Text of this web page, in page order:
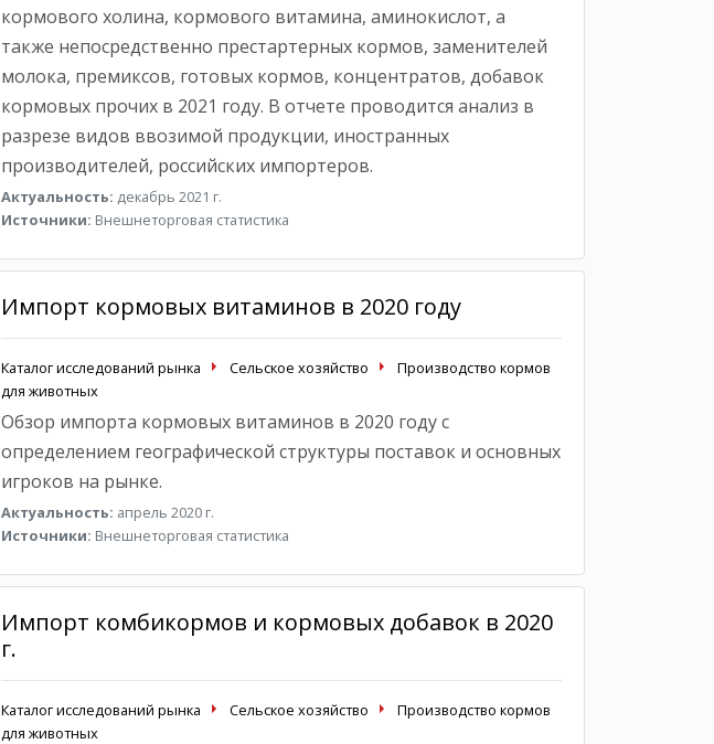
кормового холина, кормового витамина, аминокислот, а
также непосредственно престартерных кормов, заменителей
молока, премиксов, готовых кормов, концентратов, добавок
кормовых прочих в 2021 году. В отчете проводится анализ в
разрезе видов ввозимой продукции, иностранных
производителей, российских импортеров.
Актуальность: декабрь 2021 г.
Источники: Внешнеторговая статистика
Импорт кормовых витаминов в 2020 году
Каталог исследований рынка Сельское хозяйство
Производство кормов
для животных
Обзор импорта кормовых витаминов в 2020 году с
определением географической структуры поставок и основных
игроков на рынке.
Актуальность: апрель 2020 г.
Источники: Внешнеторговая статистика
Импорт комбикормов и кормовых добавок в 2020
г.
Каталог исследований рынка Сельское хозяйство
Производство кормов
для животных